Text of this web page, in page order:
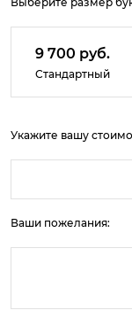
9 700 руб.
Стандартный
Укажите вашу
Ваши пожелания: